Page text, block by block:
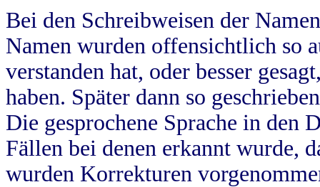
Bei den Schreibweisen der
Namen wurden offensichtlich so
verstanden hat, oder besser
haben. Später dann so
Die gesprochene Sprache in
Fällen bei denen erkannt wurde,
wurden Korrekturen